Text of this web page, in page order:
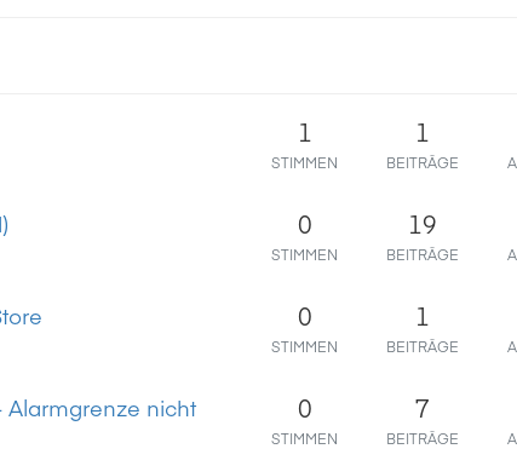
1
STIMMEN
1
BEITRÄGE
0
STIMMEN
19
BEITRÄGE
0
STIMMEN
1
BEITRÄGE
nicht
0
STIMMEN
7
BEITRÄGE